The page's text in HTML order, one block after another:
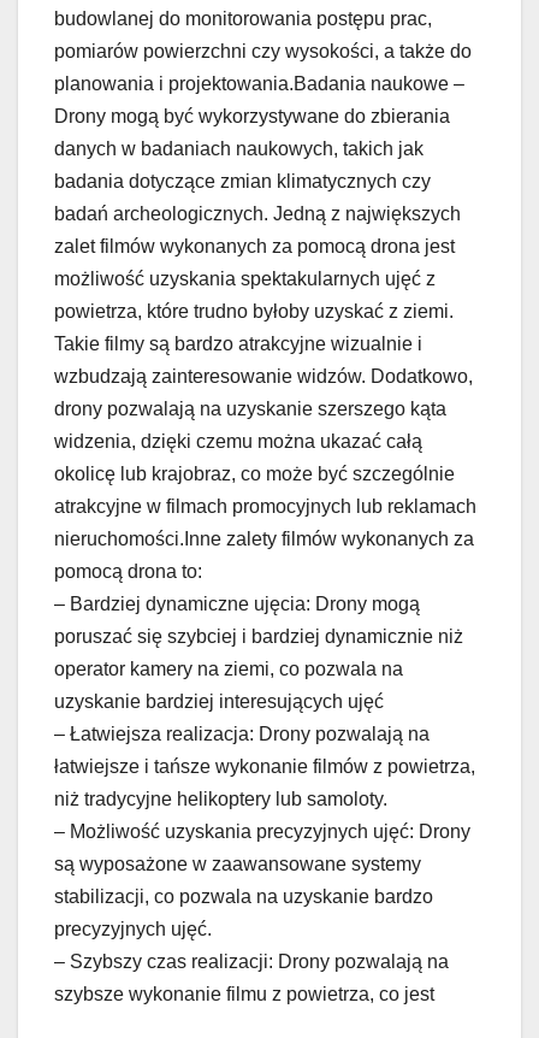
budowlanej do monitorowania postępu prac,
pomiarów powierzchni czy wysokości, a także do
planowania i projektowania.Badania naukowe –
Drony mogą być wykorzystywane do zbierania
danych w badaniach naukowych, takich jak
badania dotyczące zmian klimatycznych czy
badań archeologicznych. Jedną z największych
zalet filmów wykonanych za pomocą drona jest
możliwość uzyskania spektakularnych ujęć z
powietrza, które trudno byłoby uzyskać z ziemi.
Takie filmy są bardzo atrakcyjne wizualnie i
wzbudzają zainteresowanie widzów. Dodatkowo,
drony pozwalają na uzyskanie szerszego kąta
widzenia, dzięki czemu można ukazać całą
okolicę lub krajobraz, co może być szczególnie
atrakcyjne w filmach promocyjnych lub reklamach
nieruchomości.Inne zalety filmów wykonanych za
pomocą drona to:
– Bardziej dynamiczne ujęcia: Drony mogą
poruszać się szybciej i bardziej dynamicznie niż
operator kamery na ziemi, co pozwala na
uzyskanie bardziej interesujących ujęć
– Łatwiejsza realizacja: Drony pozwalają na
łatwiejsze i tańsze wykonanie filmów z powietrza,
niż tradycyjne helikoptery lub samoloty.
– Możliwość uzyskania precyzyjnych ujęć: Drony
są wyposażone w zaawansowane systemy
stabilizacji, co pozwala na uzyskanie bardzo
precyzyjnych ujęć.
– Szybszy czas realizacji: Drony pozwalają na
szybsze wykonanie filmu z powietrza, co jest